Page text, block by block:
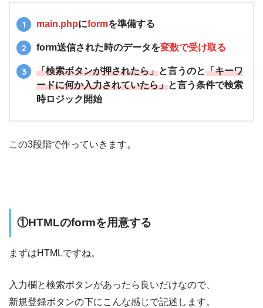
main.phpにformを準備する
form送信された時のデータを変数で受け取る
「検索ボタンが押されたら」と言うのと「キーワ
ードに何か入力されていたら」と言う条件で検索
時ロジック開始
この3段階で作っていきます。
①HTMLのformを用意する
まずはHTMLですね。
入力欄と検索ボタンがあったら良いだけなので、
新規登録ボタンの下にこんな感じで記述します。